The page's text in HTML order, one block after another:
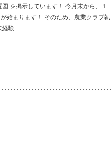
を掲示しています！ 今月末から、１
始まります！ そのため、農業クラブ執
経験…